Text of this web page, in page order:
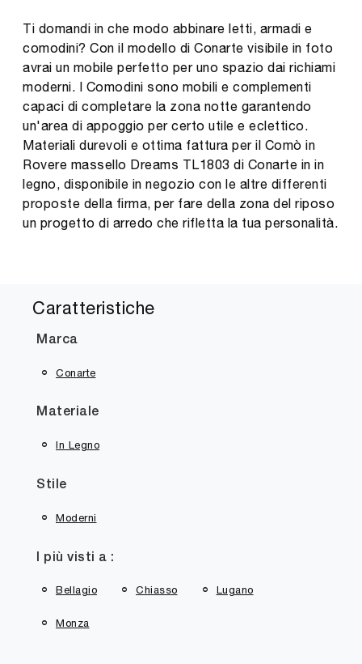
Ti domandi in che modo abbinare letti, armadi e
comodini? Con il modello di Conarte visibile in foto
avrai un mobile perfetto per uno spazio dai richiami
moderni. I Comodini sono mobili e complementi
capaci di completare la zona notte garantendo
un'area di appoggio per certo utile e eclettico.
Materiali durevoli e ottima fattura per il Comò in
Rovere massello Dreams TL1803 di Conarte in in
legno, disponibile in negozio con le altre differenti
proposte della firma, per fare della zona del riposo
un progetto di arredo che rifletta la tua personalità.
Caratteristiche
Marca
Conarte
Materiale
In Legno
Stile
Moderni
I più visti a :
Bellagio Chiasso Lugano
Monza